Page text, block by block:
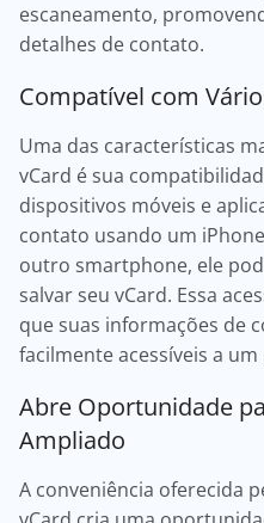
escaneamento,
detalhes de contato.
Compatível com
Uma das características
vCard é sua
dispositivos móveis e
contato usando um
outro smartphone, ele
salvar seu vCard. Essa
que suas informações de
facilmente acessíveis a
Abre Oportunidade
Ampliado
A conveniência oferecida